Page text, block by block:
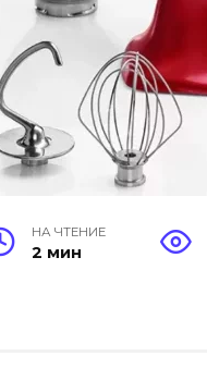
НА ЧТЕНИЕ
2 мин